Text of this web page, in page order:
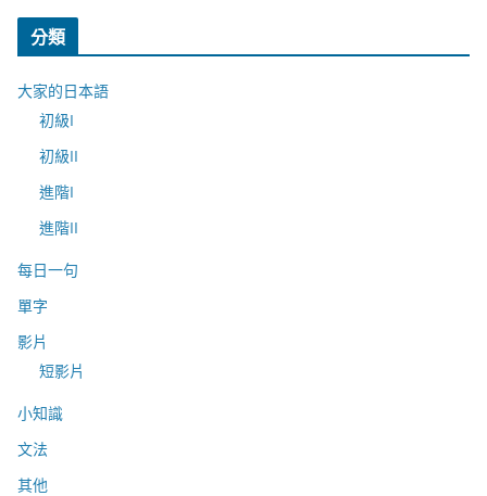
分類
大家的日本語
初級I
初級II
進階I
進階II
每日一句
單字
影片
短影片
小知識
文法
其他